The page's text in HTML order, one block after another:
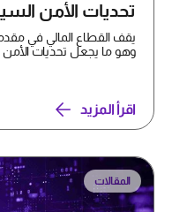
تحديات الأمن
يقف القطاع المالي في
وهو ما يجعل تحديات الأمن
اقرأ المزيد
المقالات